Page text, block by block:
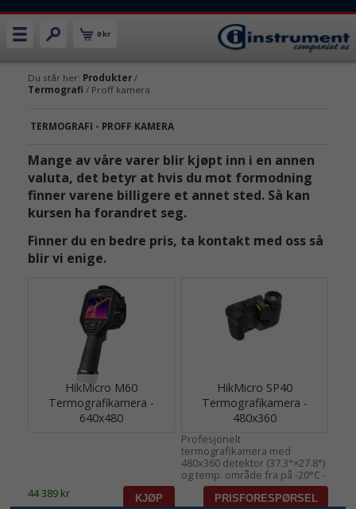
0 kr
Du står her: Produkter/
Termografi / Proff kamera
TERMOGRAFI - PROFF KAMERA
Mange av våre varer blir kjøpt inn i en annen
valuta, det betyr at hvis du mot formodning
finner varene billigere et annet sted. Så kan
kursen ha forandret seg.
Finner du en bedre pris, ta kontakt med oss så
blir vi enige.
HikMicro M60
Termografikamera -
640x480
44 389 kr
HikMicro SP40
Termografikamera -
480x360
Profesjonelt
termografikamera med
480x360 detektor (37.3°×27.8°)
og temp. område fra på -20°C -
650°C